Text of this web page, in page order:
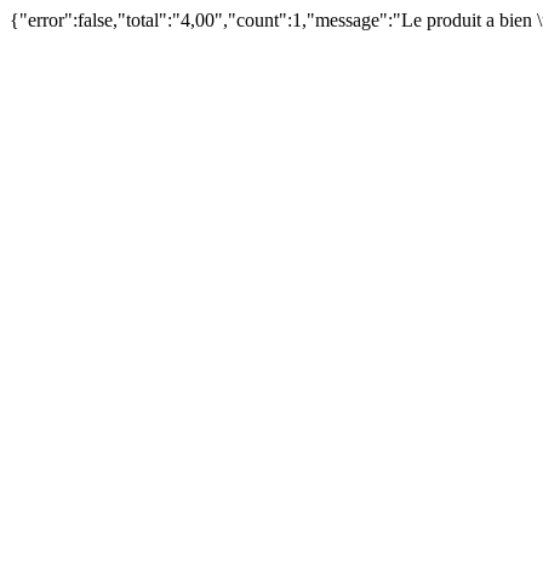
{"error":false,"total":"4,00","count":1,"message":"Le produit a bien